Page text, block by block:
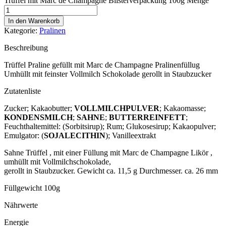
In den Warenkorb
Kategorie: Pralinen
Beschreibung
Trüffel Praline gefüllt mit Marc de Champagne Pralinenfüllug
Umhüllt mit feinster Vollmilch Schokolade gerollt in Staubzucker
Zutatenliste
Zucker; Kakaobutter; VOLLMILCHPULVER; Kakaomasse;
KONDENSMILCH; SAHNE; BUTTERREINFETT;
Feuchthaltemittel: (Sorbitsirup); Rum; Glukosesirup; Kakaopulver;
Emulgator: (SOJALECITHIN); Vanilleextrakt
Sahne Trüffel , mit einer Füllung mit Marc de Champagne Likör ,
umhüllt mit Vollmilchschokolade,
gerollt in Staubzucker. Gewicht ca. 11,5 g Durchmesser. ca. 26 mm
Füllgewicht 100g
Nährwerte
Energie